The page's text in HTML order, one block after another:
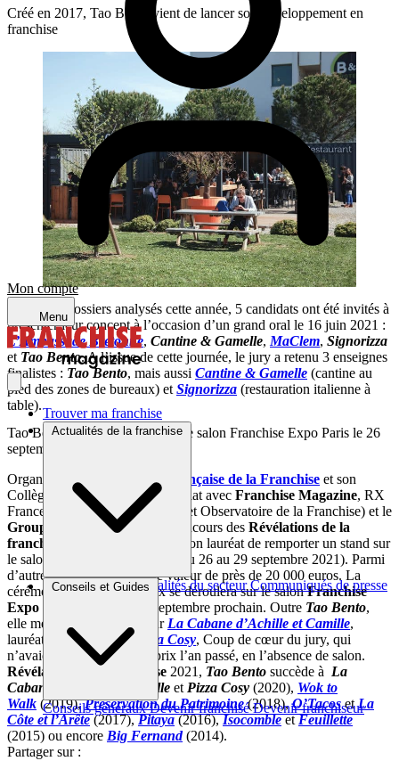
Mon compte
Menu
Trouver ma franchise
Actualités de la franchise
Brèves et actus Actualités du secteur Communiqués de presse
Conseils et Guides
Conseils généraux Devenir franchisé Devenir franchiseur
Créé en 2017, Tao Bento vient de lancer son développement en
franchise
Sur les 24 dossiers analysés cette année, 5 candidats ont été invités à
présenter leur concept à l’occasion d’un grand oral le 16 juin 2021 :
L’Ambassade Bretonne, Cantine & Gamelle, MaClem, Signorizza
et Tao Bento. A l’issue de cette journée, le jury a retenu 3 enseignes
finalistes : Tao Bento, mais aussi Cantine & Gamelle (cantine au
pied des zones de bureaux) et Signorizza (restauration italienne à
table).
Tao Bento recevra son prix sur le salon Franchise Expo Paris le 26
septembre prochain
Organisé par la
Fédération Française de la Franchise et son
Collège des Experts, en partenariat avec Franchise Magazine, RX
France (
Franchise Expo Paris
et Observatoire de la Franchise) et le
Groupe Crédit du Nord
, le concours des Révélations de la
franchise
permet notamment à son lauréat de remporter un stand sur
le salon Franchise Expo Paris (du 26 au 29 septembre 2021). Parmi
d’autres dotations, pour une valeur de près de 20 000 euros. La
cérémonie de remise du prix se déroulera sur le salonFranchise
Expo Paris
dimanche 26 septembre prochain. Outre Tao Bento,
elle mettra aussi à l’honneur La Cabane d’Achille et Camille,
lauréat 2020 ainsi que Pizza Cosy, Coup de cœur du jury, qui
n’avaient pu recevoir leur prix l’an passé, en l’absence de salon.
Révélation de la Franchise 2021, Tao Bento succède à La
Cabane d’Achille et Camille et Pizza Cosy (2020), Wok to
Walk (2019),Préservation du Patrimoine(2018),O’TacosetLa
Côte et l’Arête(2017),Pitaya(2016),IsocombleetFeuillette
(2015) ou encore Big Fernand(2014).
Partager sur :